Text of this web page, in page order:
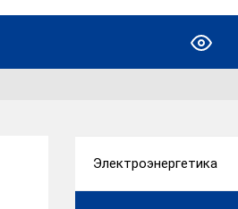
Электроэнергетика